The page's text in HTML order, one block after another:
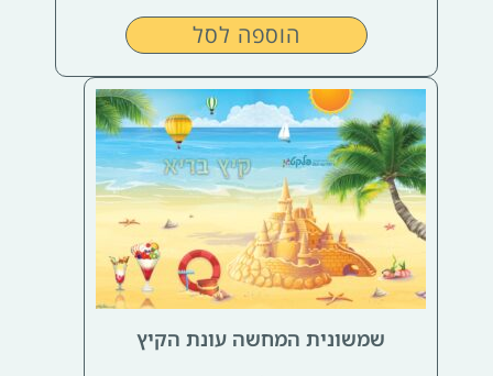
הוספה לסל
שמשונית המחשה עונת הקיץ